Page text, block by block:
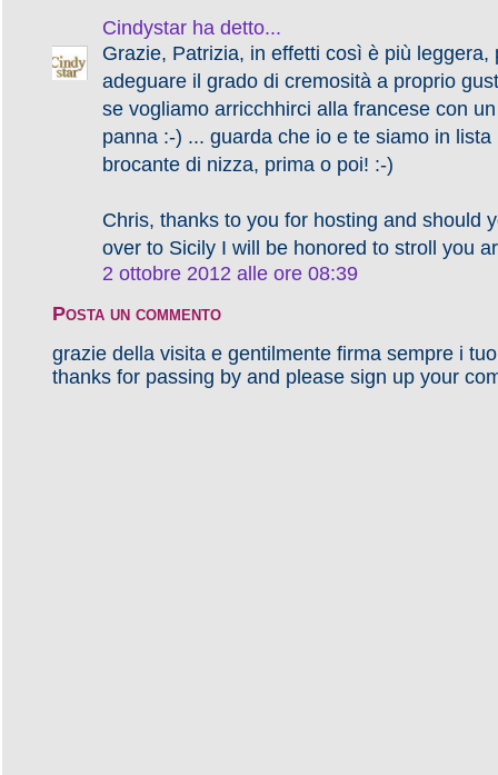
Cindystar ha detto...
Grazie, Patrizia, in effetti così è più leggera,
adeguare il grado di cremosità a proprio
se vogliamo arricchhirci alla francese con
panna :-) ... guarda che io e te siamo in lista
brocante di nizza, prima o poi! :-)
Chris, thanks to you for hosting and should
over to Sicily I will be honored to stroll you
2 ottobre 2012 alle ore 08:39
Posta un commento
grazie della visita e gentilmente firma sempre i
thanks for passing by and please sign up your